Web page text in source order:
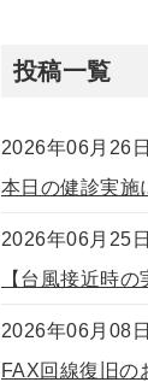
個人情報
健診セン
投稿一覧
2026年06月26日
本日の健診実施
2026年06月25日
【台風接近時の
2026年06月08日
FAX回線復旧の